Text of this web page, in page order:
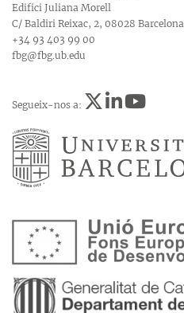
Edifici Juliana Morell
C/ Baldiri Reixac, 2, 08028 Barcelona
+34 93 403 99 00
fbg@fbg.ub.edu
Segueix-nos a: